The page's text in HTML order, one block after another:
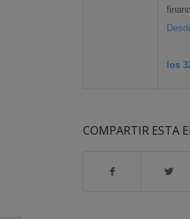
los
COMPARTIR ESTA